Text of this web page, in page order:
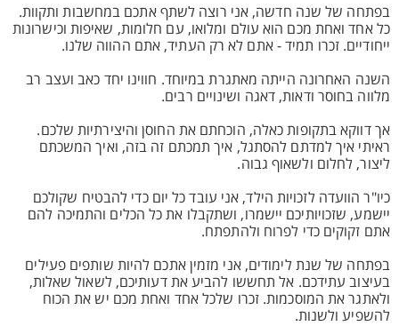
בפתחה של שנה חדשה, אני רוצה לשתף אתכם במחשבות ותקוות.
כל אחד ואחת מכם הוא עולם ומלואו, עם חלומות, שאיפות וכישרונות
ייחודיים. זכרו תמיד - אתם לא רק העתיד, אתם ההווה שלנו.
השנה האחרונה הייתה מאתגרת במיוחד. חווינו יחד כאב ועצב רב
מלווה בחוסר ודאות, דאגה ושינויים רבים.
אך דווקא בתקופות כאלה, הוכחתם את החוסן והיצירתיות שלכם.
ראיתי איך למדתם להסתגל, איך תמכתם זה בזה, ואיך המשכתם
ליצור, לחלום ולשאוף גבוה.
כיו"ר הוועדה לזכויות הילד, אני עובד כל יום כדי להבטיח שקולכם
יישמע, שזכויותיכם יישמרו, ושתקבלו את כל הכלים והתמיכה להם
אתם זקוקים כדי לפרוח ולהתפתח.
בפתחה של שנת לימודים, אני מזמין אתכם להיות שותפים פעילים
בעיצוב עתידכם. אל תחששו להביע את דעותיכם, לשאול שאלות,
ולאתגר את המוסכמות. זכרו שלכל אחד ואחת מכם יש את הכוח
להשפיע ולשנות.